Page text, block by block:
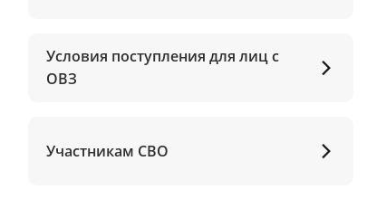
Условия поступления для лиц с
ОВЗ
Участникам СВО